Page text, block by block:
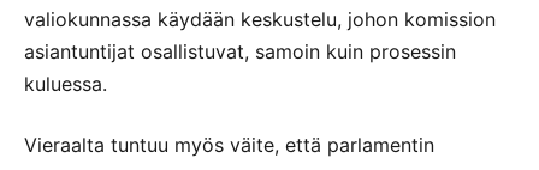
valiokunnassa käydään keskustelu, johon komission
asiantuntijat osallistuvat, samoin kuin prosessin
kuluessa.
Vieraalta tuntuu myös väite, että parlamentin